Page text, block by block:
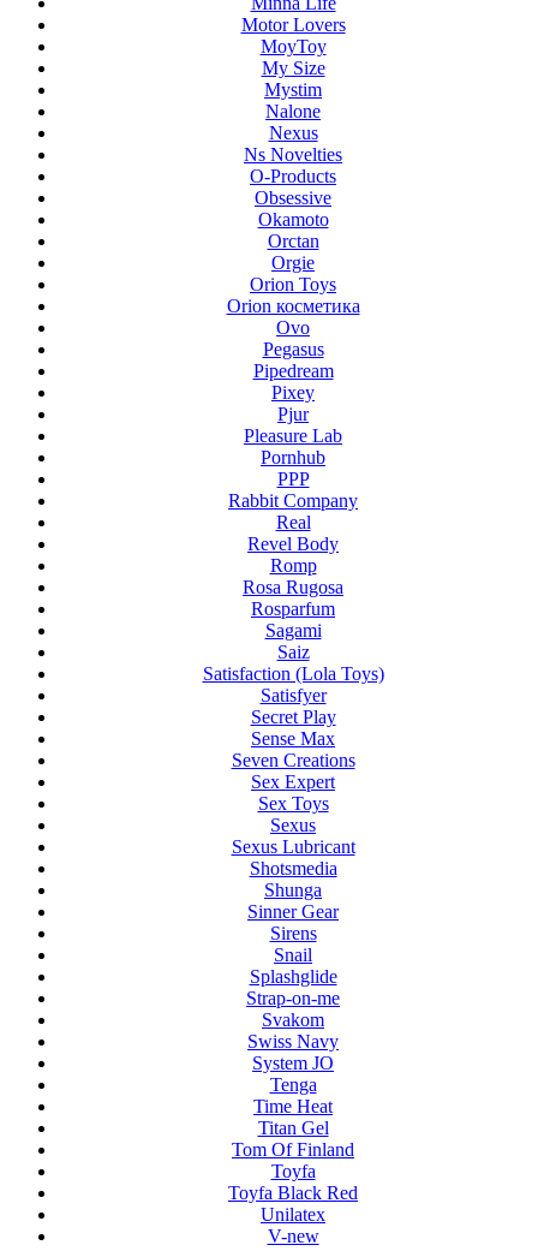
Motor Lovers
MoyToy
My Size
Mystim
Nalone
Nexus
Ns Novelties
O-Products
Obsessive
Okamoto
Orctan
Orgie
Orion Toys
Orion косметика
Ovo
Pegasus
Pipedream
Pixey
Pjur
Pleasure Lab
Pornhub
PPP
Rabbit Company
Real
Revel Body
Romp
Rosa Rugosa
Rosparfum
Sagami
Saiz
Satisfaction (Lola Toys)
Satisfyer
Secret Play
Sense Max
Seven Creations
Sex Expert
Sex Toys
Sexus
Sexus Lubricant
Shotsmedia
Shunga
Sinner Gear
Sirens
Snail
Splashglide
Strap-on-me
Svakom
Swiss Navy
System JO
Tenga
Time Heat
Titan Gel
Tom Of Finland
Toyfa
Toyfa Black Red
Unilatex
V-new